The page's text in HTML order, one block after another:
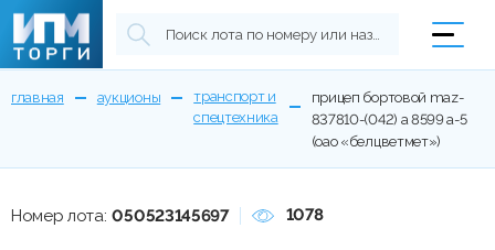
главная аукционы
транспорт и
спецтехника
прицеп бортовой maz-
837810-(042) а 8599 а-5
(оао «белцветмет»)
Номер лота: 050523145697 1078